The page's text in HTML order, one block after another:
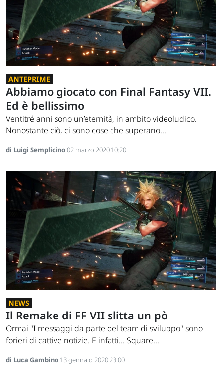
ANTEPRIME
Abbiamo giocato con Final Fantasy VII.
Ed è bellissimo
Ventitré anni sono un’eternità, in ambito videoludico.
Nonostante ciò, ci sono cose che superano...
di Luigi Semplicino02 marzo 2020 10:20
NEWS
Il Remake di FF VII slitta un pò
Ormai "I messaggi da parte del team di sviluppo" sono
forieri di cattive notizie. E infatti... Square...
di Luca Gambino 13 gennaio 2020 23:00